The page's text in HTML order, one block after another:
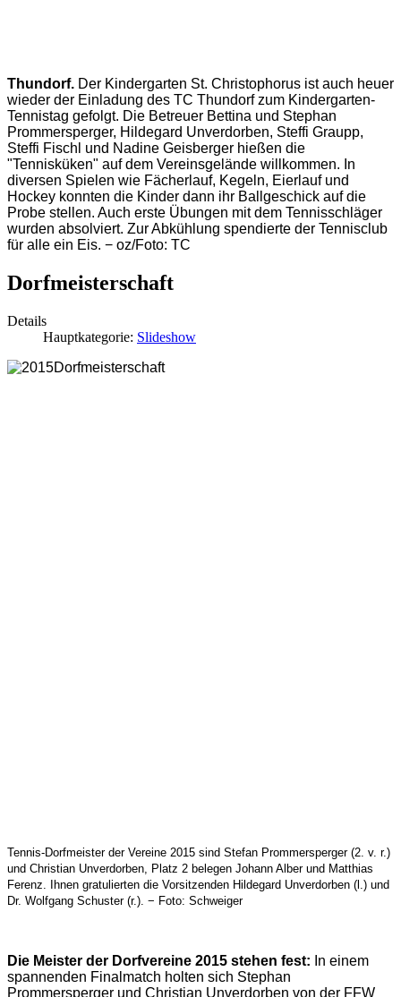
Thundorf. Der Kindergarten St. Christophorus ist auch heuer
wieder der Einladung des TC Thundorf zum Kindergarten-
Tennistag gefolgt. Die Betreuer Bettina und Stephan
Prommersperger, Hildegard Unverdorben, Steffi Graupp,
Steffi Fischl und Nadine Geisberger hießen die
"Tennisküken" auf dem Vereinsgelände willkommen. In
diversen Spielen wie Fächerlauf, Kegeln, Eierlauf und
Hockey konnten die Kinder dann ihr Ballgeschick auf die
Probe stellen. Auch erste Übungen mit dem Tennisschläger
wurden absolviert. Zur Abkühlung spendierte der Tennisclub
für alle ein Eis. − oz/Foto: TC
Dorfmeisterschaft
Details
Hauptkategorie: Slideshow
Tennis-Dorfmeister der Vereine 2015 sind Stefan Prommersperger (2. v. r.)
und Christian Unverdorben, Platz 2 belegen Johann Alber und Matthias
Ferenz. Ihnen gratulierten die Vorsitzenden Hildegard Unverdorben (l.) und
Dr. Wolfgang Schuster (r.). − Foto: Schweiger
Die Meister der Dorfvereine 2015 stehen fest: In einem
spannenden Finalmatch holten sich Stephan
Prommersperger und Christian Unverdorben von der FFW